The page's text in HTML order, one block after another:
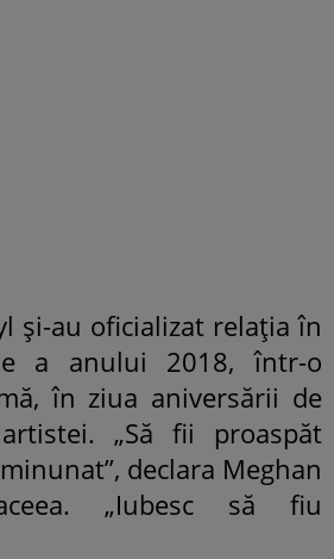
și-au oficializat relația în
a anului 2018, într-o
în ziua aniversării de
„Să fii proaspăt
declara Meghan
„Iubesc să fiu